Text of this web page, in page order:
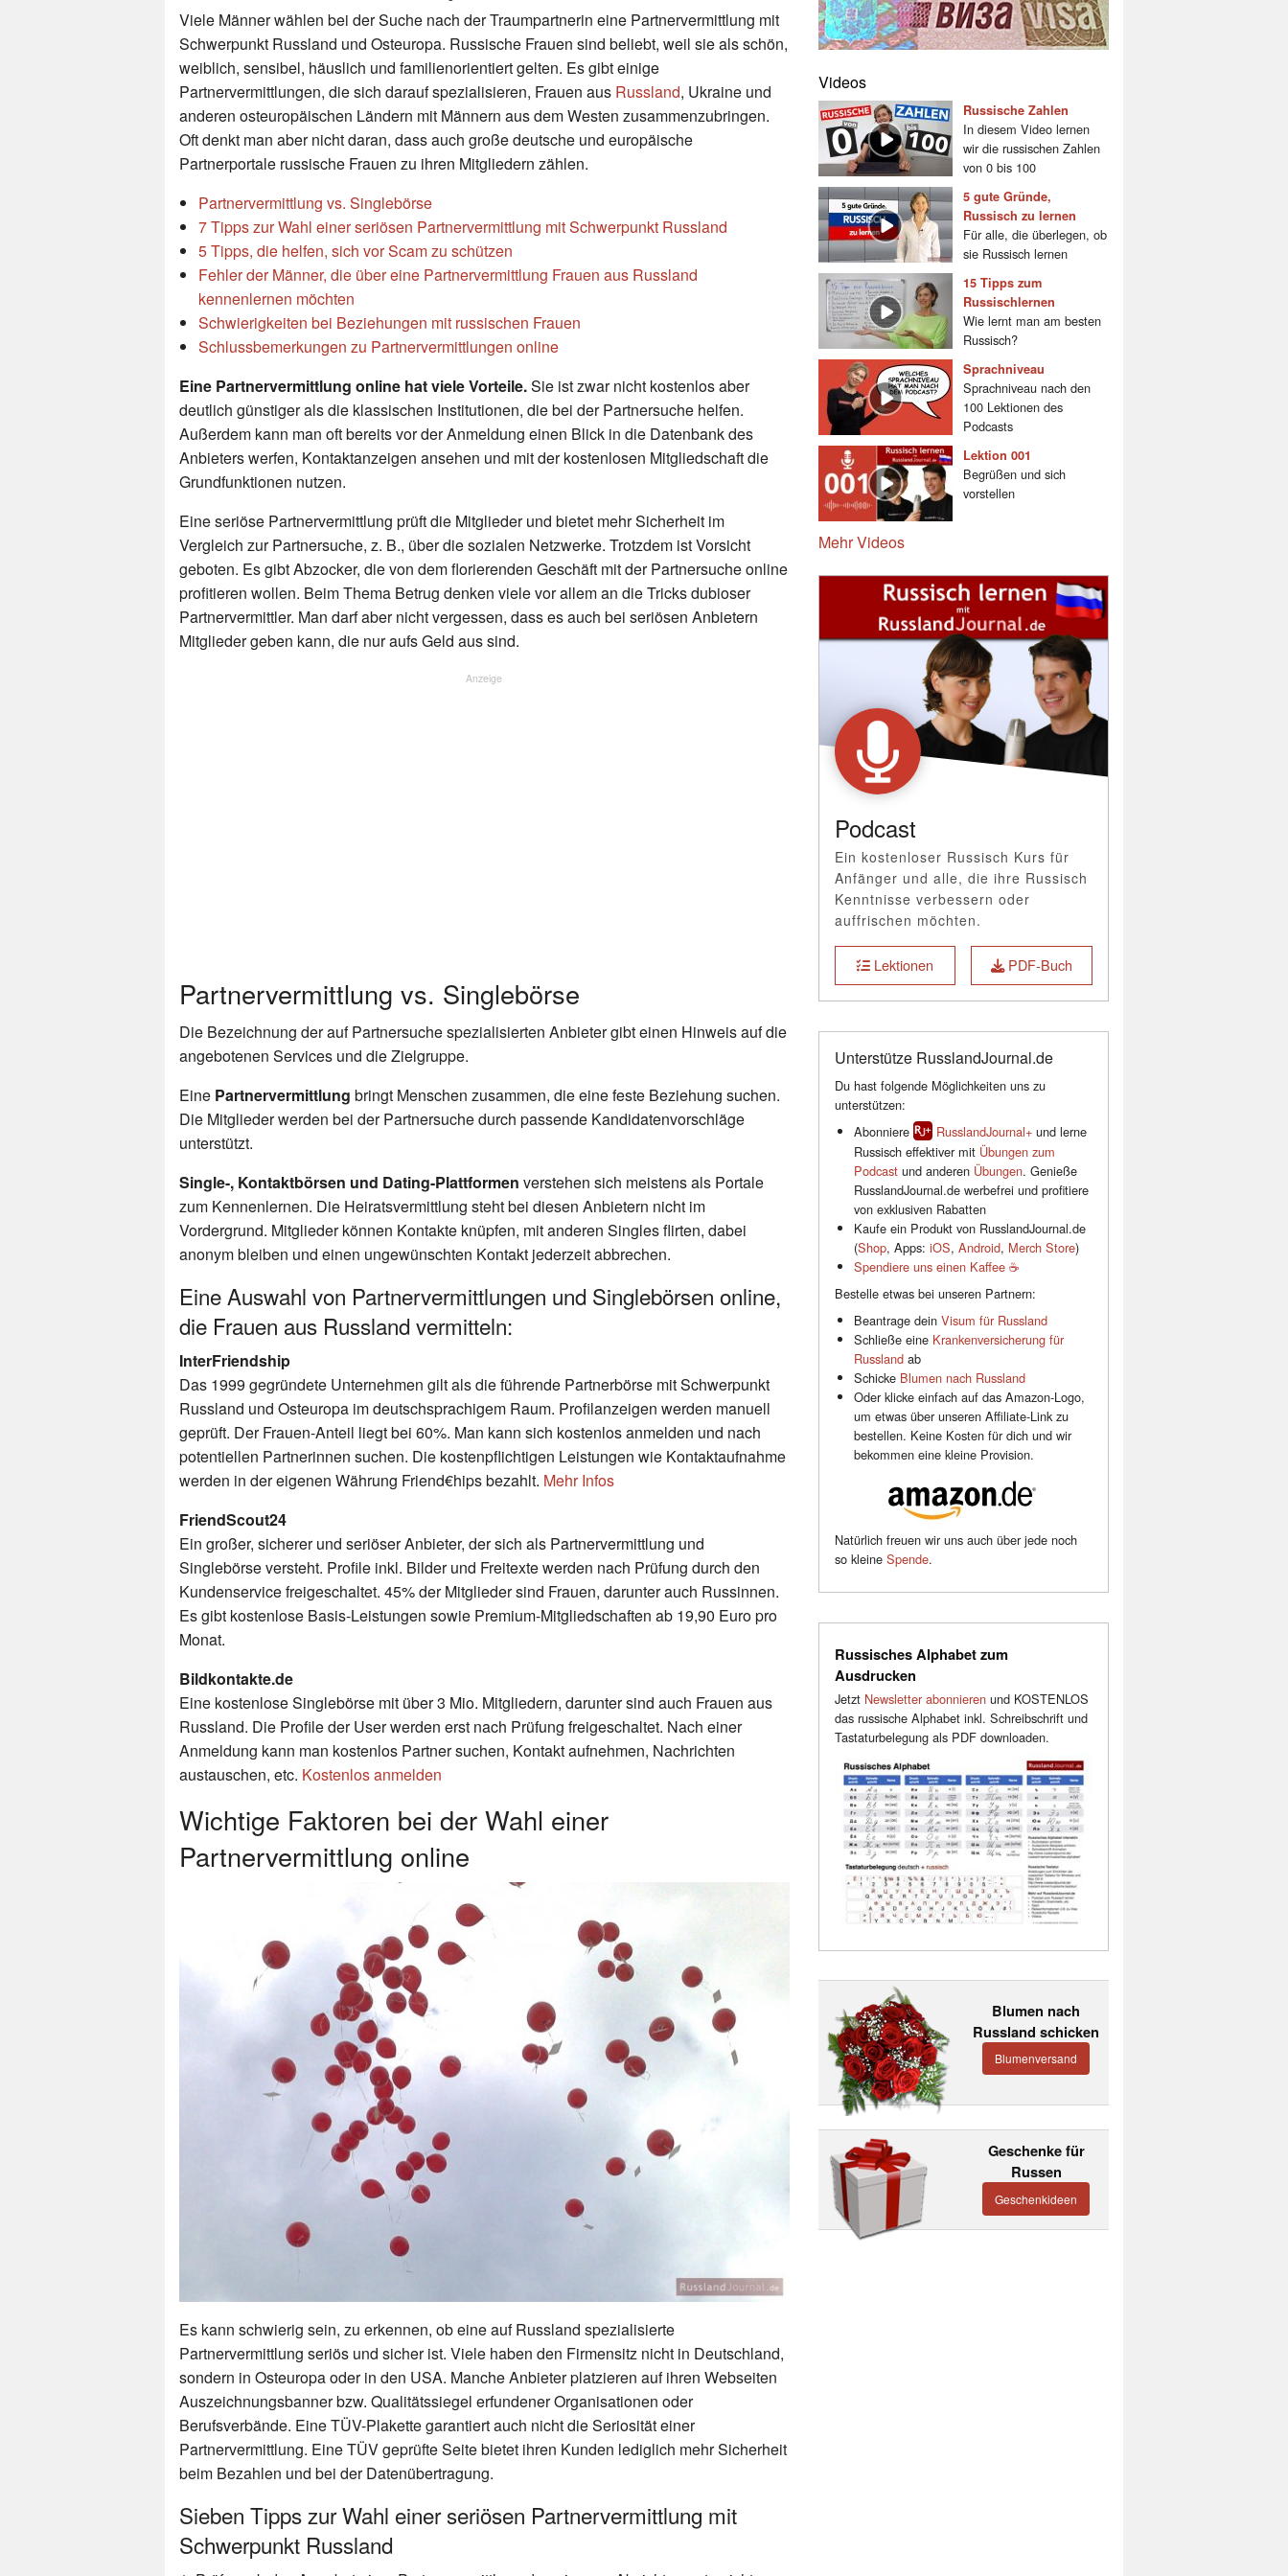
Viele Männer wählen bei der Suche nach der Traumpartnerin eine Partnervermittlung mit
Schwerpunkt Russland und Osteuropa. Russische Frauen sind beliebt, weil sie als schön,
weiblich, sensibel, häuslich und familienorientiert gelten. Es gibt einige
Partnervermittlungen, die sich darauf spezialisieren, Frauen aus Russland, Ukraine und
anderen osteuropäischen Ländern mit Männern aus dem Westen zusammenzubringen.
Oft denkt man aber nicht daran, dass auch große deutsche und europäische
Partnerportale russische Frauen zu ihren Mitgliedern zählen.
Partnervermittlung vs. Singlebörse
7 Tipps zur Wahl einer seriösen Partnervermittlung mit Schwerpunkt Russland
5 Tipps, die helfen, sich vor Scam zu schützen
Fehler der Männer, die über eine Partnervermittlung Frauen aus Russland
kennenlernen möchten
Schwierigkeiten bei Beziehungen mit russischen Frauen
Schlussbemerkungen zu Partnervermittlungen online
Eine Partnervermittlung online hat viele Vorteile.Sie ist zwar nicht kostenlos aber
deutlich günstiger als die klassischen Institutionen, die bei der Partnersuche helfen.
Außerdem kann man oft bereits vor der Anmeldung einen Blick in die Datenbank des
Anbieters werfen, Kontaktanzeigen ansehen und mit der kostenlosen Mitgliedschaft die
Grundfunktionen nutzen.
Eine seriöse Partnervermittlung prüft die Mitglieder und bietet mehr Sicherheit im
Vergleich zur Partnersuche, z. B., über die sozialen Netzwerke. Trotzdem ist Vorsicht
geboten. Es gibt Abzocker, die von dem florierenden Geschäft mit der Partnersuche online
profitieren wollen. Beim Thema Betrug denken viele vor allem an die Tricks dubioser
Partnervermittler. Man darf aber nicht vergessen, dass es auch bei seriösen Anbietern
Mitglieder geben kann, die nur aufs Geld aus sind.
Anzeige
Partnervermittlung vs. Singlebörse
Die Bezeichnung der auf Partnersuche spezialisierten Anbieter gibt einen Hinweis auf die
angebotenen Services und die Zielgruppe.
Eine Partnervermittlung bringt Menschen zusammen, die eine feste Beziehung suchen.
Die Mitglieder werden bei der Partnersuche durch passende Kandidatenvorschläge
unterstützt.
Single-, Kontaktbörsen und Dating-Plattformen verstehen sich meistens als Portale
zum Kennenlernen. Die Heiratsvermittlung steht bei diesen Anbietern nicht im
Vordergrund. Mitglieder können Kontakte knüpfen, mit anderen Singles flirten, dabei
anonym bleiben und einen ungewünschten Kontakt jederzeit abbrechen.
Eine Auswahl von Partnervermittlungen und Singlebörsen online,
die Frauen aus Russland vermitteln:
InterFriendship
Das 1999 gegründete Unternehmen gilt als die führende Partnerbörse mit Schwerpunkt
Russland und Osteuropa im deutschsprachigem Raum. Profilanzeigen werden manuell
geprüft. Der Frauen-Anteil liegt bei 60%. Man kann sich kostenlos anmelden und nach
potentiellen Partnerinnen suchen. Die kostenpflichtigen Leistungen wie Kontaktaufnahme
werden in der eigenen Währung Friend€hips bezahlt. Mehr Infos
FriendScout24
Ein großer, sicherer und seriöser Anbieter, der sich als Partnervermittlung und
Singlebörse versteht. Profile inkl. Bilder und Freitexte werden nach Prüfung durch den
Kundenservice freigeschaltet. 45% der Mitglieder sind Frauen, darunter auch Russinnen.
Es gibt kostenlose Basis-Leistungen sowie Premium-Mitgliedschaften ab 19,90 Euro pro
Monat.
Bildkontakte.de
Eine kostenlose Singlebörse mit über 3 Mio. Mitgliedern, darunter sind auch Frauen aus
Russland. Die Profile der User werden erst nach Prüfung freigeschaltet. Nach einer
Anmeldung kann man kostenlos Partner suchen, Kontakt aufnehmen, Nachrichten
austauschen, etc. Kostenlos anmelden
Wichtige Faktoren bei der Wahl einer
Partnervermittlung online
Es kann schwierig sein, zu erkennen, ob eine auf Russland spezialisierte
Partnervermittlung seriös und sicher ist. Viele haben den Firmensitz nicht in Deutschland,
sondern in Osteuropa oder in den USA. Manche Anbieter platzieren auf ihren Webseiten
Auszeichnungsbanner bzw. Qualitätssiegel erfundener Organisationen oder
Berufsverbände. Eine TÜV-Plakette garantiert auch nicht die Seriosität einer
Partnervermittlung. Eine TÜV geprüfte Seite bietet ihren Kunden lediglich mehr Sicherheit
beim Bezahlen und bei der Datenübertragung.
Sieben Tipps zur Wahl einer seriösen Partnervermittlung mit
Schwerpunkt Russland
Videos
Russische Zahlen
In diesem Video lernen
wir die russischen Zahlen
von 0 bis 100
5 gute Gründe,
Russisch zu lernen
Für alle, die überlegen, ob
sie Russisch lernen
15 Tipps zum
Russischlernen
Wie lernt man am besten
Russisch?
Sprachniveau
Sprachniveau nach den
100 Lektionen des
Podcasts
Lektion 001
Begrüßen und sich
vorstellen
Mehr Videos
Podcast
Ein kostenloser Russisch Kurs für
Anfänger und alle, die ihre Russisch
Kenntnisse verbessern oder
auffrischen möchten.
Lektionen PDF-Buch
Unterstütze RusslandJournal.de
Du hast folgende Möglichkeiten uns zu
unterstützen:
Abonniere
RusslandJournal+und lerne
Russisch effektiver mit Übungen zum
Podcastund anderen Übungen. Genieße
RusslandJournal.de werbefrei und profitiere
von exklusiven Rabatten
Kaufe ein Produkt von RusslandJournal.de
(Shop, Apps: iOS, Android, Merch Store)
Spendiere uns einen Kaffee ☕️
Bestelle etwas bei unseren Partnern:
Beantrage dein Visum für Russland
Schließe eine Krankenversicherung für
Russlandab
Schicke Blumen nach Russland
Oder klicke einfach auf das Amazon-Logo,
um etwas über unseren Affiliate-Link zu
bestellen. Keine Kosten für dich und wir
bekommen eine kleine Provision.
Natürlich freuen wir uns auch über jede noch
so kleine Spende.
Russisches Alphabet zum
Ausdrucken
Jetzt Newsletter abonnierenund KOSTENLOS
das russische Alphabet inkl. Schreibschrift und
Tastaturbelegung als PDF downloaden.
Blumen nach
Russland schicken
Blumenversand
Geschenke für
Russen
Geschenkideen